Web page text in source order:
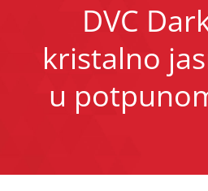
DVC
kristalno
u